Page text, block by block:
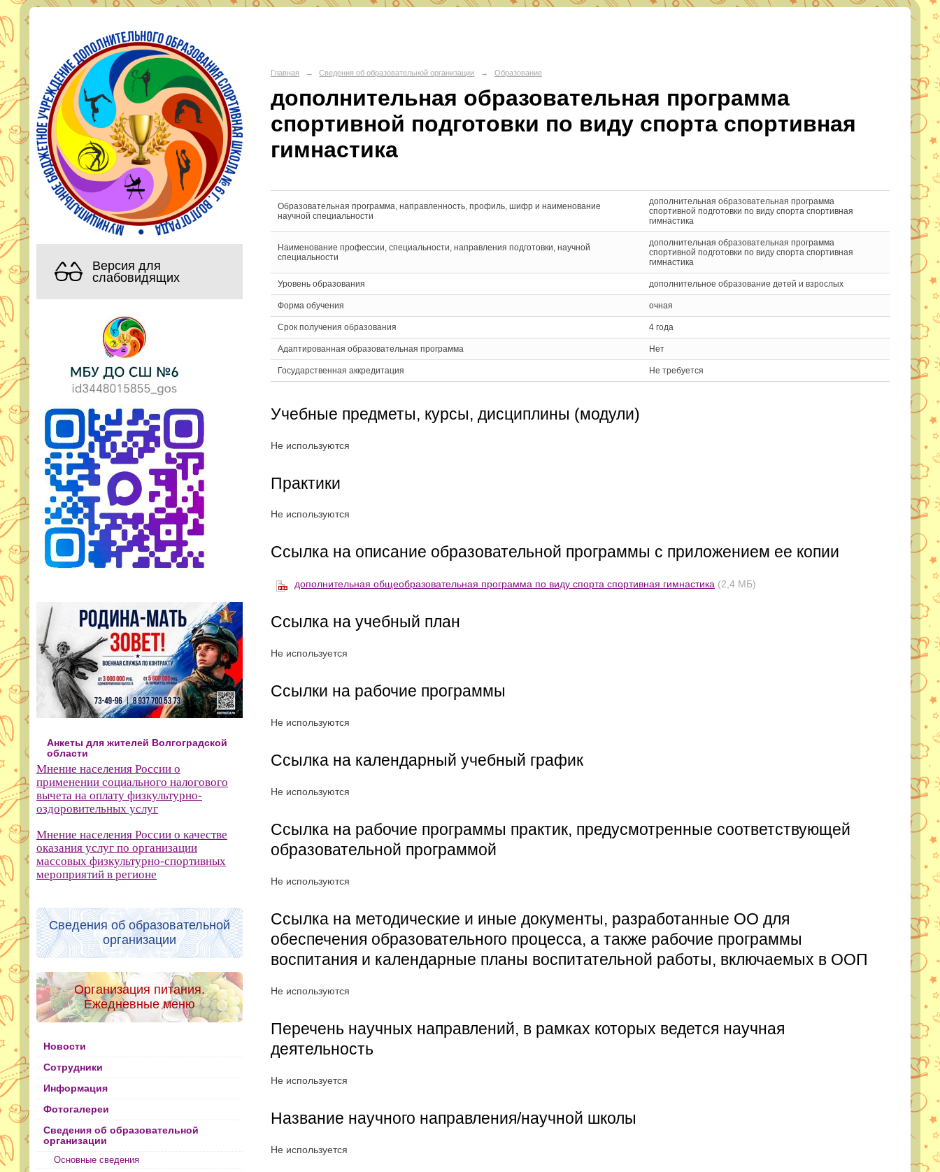
Версия для
слабовидящих
Анкеты для жителей Волгоградской
области
Мнение населения России о
применении социального налогового
вычета на оплату физкультурно-
оздоровительных услуг
Мнение населения России о качестве
оказания услуг по организации
массовых физкультурно-спортивных
мероприятий в регионе
Сведения об образовательной
организации
Организация питания.
Ежедневные меню
Новости
Сотрудники
Информация
Фотогалереи
Сведения об образовательной
организации
Основные сведения
МБУ ДО СШ № 6
Адрес:город Волгоград, Красноармейский район, 400082 ул. им. Вучетича 29
Телефон:
Эл. почта:sportschool6@volgadmin.ru
Главная → Сведения об образовательной организации → Образование
дополнительная образовательная программа
спортивной подготовки по виду спорта спортивная
гимнастика
Образовательная программа, направленность, профиль, шифр и наименование
научной специальности
дополнительная образовательная программа
спортивной подготовки по виду спорта спортивная
гимнастика
Наименование профессии, специальности, направления подготовки, научной
специальности
дополнительная образовательная программа
спортивной подготовки по виду спорта спортивная
гимнастика
Уровень образования дополнительное образование детей и взрослых
Форма обучения очная
Срок получения образования 4 года
Адаптированная образовательная программа Нет
Государственная аккредитация Не требуется
Учебные предметы, курсы, дисциплины (модули)
Не используются
Практики
Не используются
Ссылка на описание образовательной программы с приложением ее копии
дополнительная общеобразовательная программа по виду спорта спортивная гимнастика (2,4 МБ)
Ссылка на учебный план
Не используется
Ссылки на рабочие программы
Не используются
Ссылка на календарный учебный график
Не используются
Ссылка на рабочие программы практик, предусмотренные соответствующей
образовательной программой
Не используются
Ссылка на методические и иные документы, разработанные ОО для
обеспечения образовательного процесса, а также рабочие программы
воспитания и календарные планы воспитательной работы, включаемых в ООП
Не используются
Перечень научных направлений, в рамках которых ведется научная
деятельность
Не используется
Название научного направления/научной школы
Не используется